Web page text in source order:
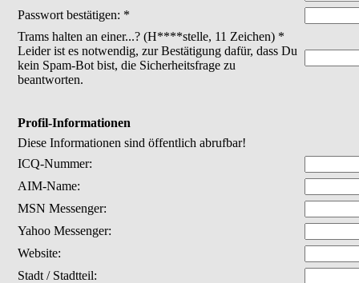
Passwort bestätigen: *
Trams halten an einer...? (H****stelle, 11 Zeichen) *
Leider ist es notwendig, zur Bestätigung dafür, dass Du
kein Spam-Bot bist, die Sicherheitsfrage zu
beantworten.
Profil-Informationen
Diese Informationen sind öffentlich abrufbar!
ICQ-Nummer:
AIM-Name:
MSN Messenger:
Yahoo Messenger:
Website:
Stadt / Stadtteil: